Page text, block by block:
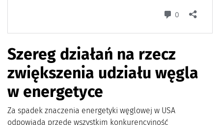
Szereg działań na rzecz
zwiększenia udziału węgla
w energetyce
Za spadek znaczenia energetyki węglowej w USA
odpowiada przede wszystkim konkurencyjność